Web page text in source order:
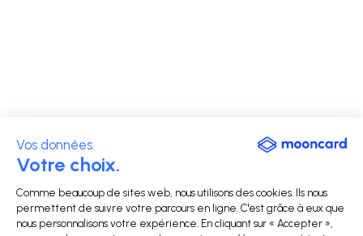
Vos données.
Votre choix.
Comme beaucoup de sites web, nous utilisons des cookies. Ils nous
permettent de suivre votre parcours en ligne. C'est grâce à eux que
nous personnalisons votre expérience. En cliquant sur « Accepter »,